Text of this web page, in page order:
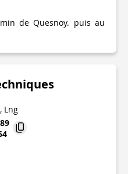
de Quesnoy. puis au
Lng